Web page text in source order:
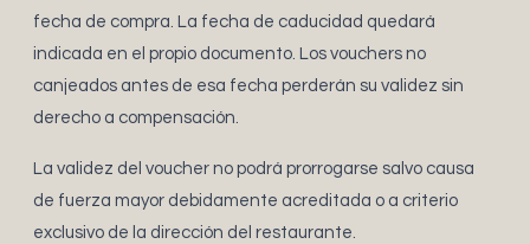
fecha de compra. La fecha de caducidad quedará
indicada en el propio documento. Los vouchers no
canjeados antes de esa fecha perderán su validez sin
derecho a compensación.
La validez del voucher no podrá prorrogarse salvo causa
de fuerza mayor debidamente acreditada o a criterio
exclusivo de la dirección del restaurante.